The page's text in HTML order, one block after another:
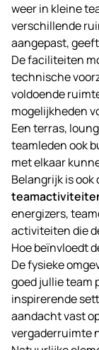
weer in kleine
verschillende
aangepast,
De faciliteiten
technische
voldoende
mogelijkheden
Een terras,
teamleden ook
met elkaar
Belangrijk is
energizers,
activiteiten die
Hoe beïnvloedt
De fysieke
goed jullie team
inspirerende
aandacht vast
vergaderruimte